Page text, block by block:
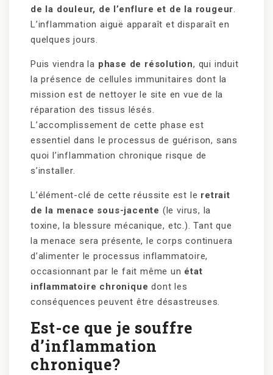
de la douleur, de l’enflure et de la rougeur
L’inflammation aiguë apparaît et disparaît en
quelques jours.
Puis viendra la phase de résolution, qui induit
la présence de cellules immunitaires dont la
mission est de nettoyer le site en vue de la
réparation des tissus lésés.
L’accomplissement de cette phase est
essentiel dans le processus de guérison, sans
quoi l’inflammation chronique risque de
s’installer.
L’élément-clé de cette réussite est le retrait
de la menace sous-jacente (le virus, la
toxine, la blessure mécanique, etc.). Tant que
la menace sera présente, le corps continuera
d’alimenter le processus inflammatoire,
occasionnant par le fait même un état
inflammatoire chronique dont les
conséquences peuvent être désastreuses.
Est-ce que je souffre
d’inflammation
chronique?